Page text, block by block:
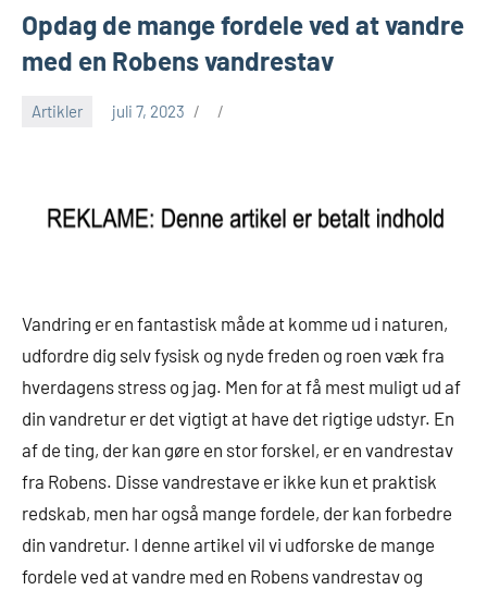
Opdag de mange fordele ved at vandre
med en Robens vandrestav
Artikler juli 7, 2023
Vandring er en fantastisk måde at komme ud i naturen,
udfordre dig selv fysisk og nyde freden og roen væk fra
hverdagens stress og jag. Men for at få mest muligt ud af
din vandretur er det vigtigt at have det rigtige udstyr. En
af de ting, der kan gøre en stor forskel, er en vandrestav
fra Robens. Disse vandrestave er ikke kun et praktisk
redskab, men har også mange fordele, der kan forbedre
din vandretur. I denne artikel vil vi udforske de mange
fordele ved at vandre med en Robens vandrestav og